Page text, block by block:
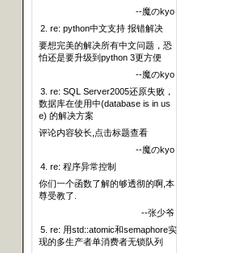
--魔のkyo
2. re: python中文支持 报错解决
要想完美的解决所有中文问题，恐
怕还是要升级到python 3更方便
--魔のkyo
3. re: SQL Server2005还原失败，
数据库在使用中(database is in us
e) 的解决方案
评论内容较长,点击标题查看
--魔のkyo
4. re: 程序异常控制
你们一个函数了解的够透彻的啊,本
尊受教了.
--张少爷
5. re: 用std::atomic和semaphore实
现的多生产者单消费者无锁队列